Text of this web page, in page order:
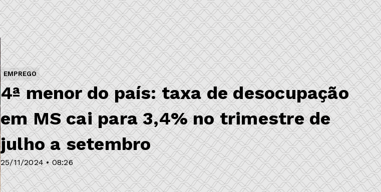
EMPREGO
25/11/2024 • 08:26
4ª menor do país: taxa de desocupação
em MS cai para 3,4% no trimestre de
julho a setembro